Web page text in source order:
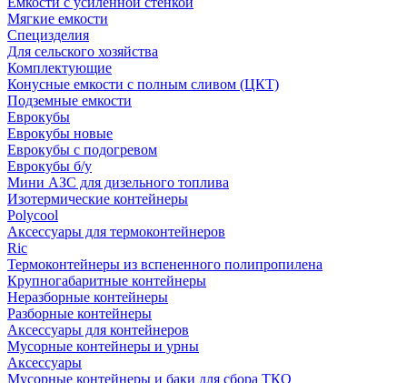
Мягкие емкости
Специзделия
Для сельского хозяйства
Комплектующие
Конусные емкости с полным сливом (ЦКТ)
Подземные емкости
Еврокубы
Еврокубы новые
Еврокубы с подогревом
Еврокубы б/у
Мини АЗС для дизельного топлива
Изотермические контейнеры
Polycool
Аксессуары для термоконтейнеров
Ric
Термоконтейнеры из вспененного полипропилена
Крупногабаритные контейнеры
Неразборные контейнеры
Разборные контейнеры
Аксессуары для контейнеров
Мусорные контейнеры и урны
Аксессуары
Мусорные контейнеры и баки для сбора ТКО